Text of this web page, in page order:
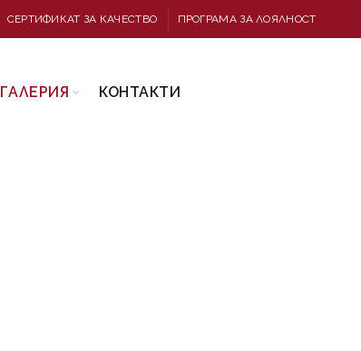
СЕРТИФИКАТ ЗА КАЧЕСТВО ПРОГРАМА ЗА ЛОЯЛНОСТ
ГАЛЕРИЯ КОНТАКТИ